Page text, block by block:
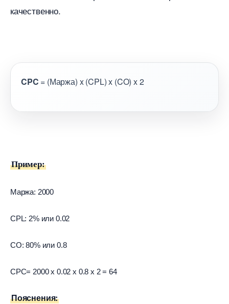
качественно.
CPC = (Маржа) x (CPL) x (CO) x 2
Пример:
Маржа: 2000
CPL: 2% или 0.02
CO: 80% или 0.8
CPC= 2000 x 0.02 x 0.8 x 2 = 64
Пояснения: